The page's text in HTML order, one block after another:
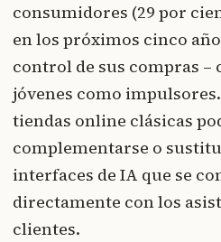
consumidores (29 por
en los próximos cinco
control de sus compras –
jóvenes como
tiendas online clásicas
complementarse o
interfaces de IA que se
directamente con los
clientes.